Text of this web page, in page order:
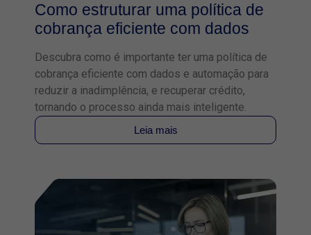
Como estruturar uma política de
cobrança eficiente com dados
Descubra como é importante ter uma política de
cobrança eficiente com dados e automação para
reduzir a inadimplência, e recuperar crédito,
tornando o processo ainda mais inteligente.
Leia mais